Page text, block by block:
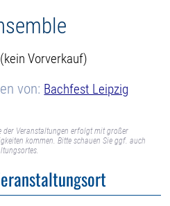
Vorverkauf)
von: Bachfest Leipzig
der Veranstaltungen erfolgt mit großer
kommen. Bitte schauen Sie ggf. auch